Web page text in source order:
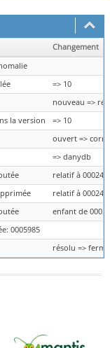
Changement
=> 10
nouveau =>
la version
=> 10
ouvert =>
=> danydb
relatif à
relatif à
enfant de
0005985
résolu => fermé